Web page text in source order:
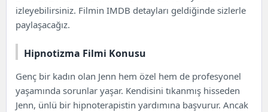
izleyebilirsiniz. Filmin IMDB detayları geldiğinde sizlerle
paylaşacağız.
Hipnotizma Filmi Konusu
Genç bir kadın olan Jenn hem özel hem de profesyonel
yaşamında sorunlar yaşar. Kendisini tıkanmış hisseden
Jenn, ünlü bir hipnoterapistin yardımına başvurur. Ancak